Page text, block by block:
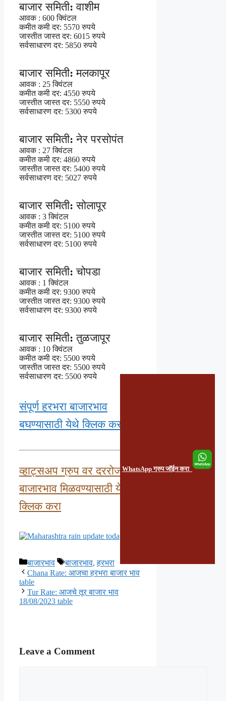
बाजार समिती: वाशीम
आवक : 600 क्विंटल
कमीत कमी दर: 5570 रुपये
जास्तीत जास्त दर: 6015 रुपये
सर्वसाधारण दर: 5850 रुपये
बाजार समिती: मलकापूर
आवक : 25 क्विंटल
कमीत कमी दर: 4550 रुपये
जास्तीत जास्त दर: 5550 रुपये
सर्वसाधारण दर: 5300 रुपये
बाजार समिती: नेर परसोपंत
आवक : 27 क्विंटल
कमीत कमी दर: 4860 रुपये
जास्तीत जास्त दर: 5400 रुपये
सर्वसाधारण दर: 5027 रुपये
बाजार समिती: सोलापूर
आवक : 3 क्विंटल
कमीत कमी दर: 5100 रुपये
जास्तीत जास्त दर: 5100 रुपये
सर्वसाधारण दर: 5100 रुपये
बाजार समिती: चोपडा
आवक : 1 क्विंटल
कमीत कमी दर: 9300 रुपये
जास्तीत जास्त दर: 9300 रुपये
सर्वसाधारण दर: 9300 रुपये
बाजार समिती: तुळजापूर
आवक : 10 क्विंटल
कमीत कमी दर: 5500 रुपये
जास्तीत जास्त दर: 5500 रुपये
सर्वसाधारण दर: 5500 रुपये
संपूर्ण हरभरा बाजारभाव
बघण्यासाठी येथे क्लिक करा
व्हाट्सअप ग्रुप वर दररोजचे
बाजारभाव मिळवण्यासाठी येथे
क्लिक करा
Categories
बाजारभाव Tags
बाजारभाव,हरभरा
Chana Rate: आजचा हरभरा बाजार भाव
table
Tur Rate: आजचे तूर बाजार भाव
18/08/2023 table
Leave a Comment
WhatsApp ग्रुप जॉईन करा